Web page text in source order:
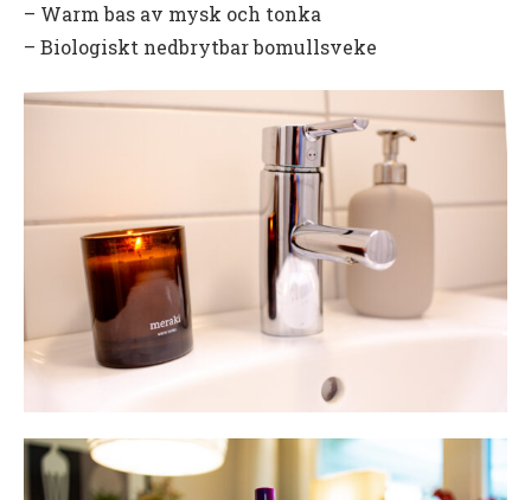
– Warm bas av mysk och tonka
– Biologiskt nedbrytbar bomullsveke